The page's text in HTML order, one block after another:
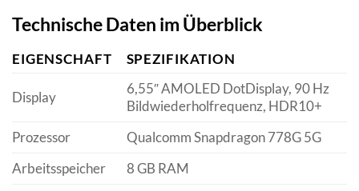
Technische Daten im Überblick
EIGENSCHAFT SPEZIFIKATION
Display
6,55″ AMOLED DotDisplay, 90 Hz
Bildwiederholfrequenz, HDR10+
Prozessor
Qualcomm Snapdragon 778G 5G
Arbeitsspeicher
8 GB RAM